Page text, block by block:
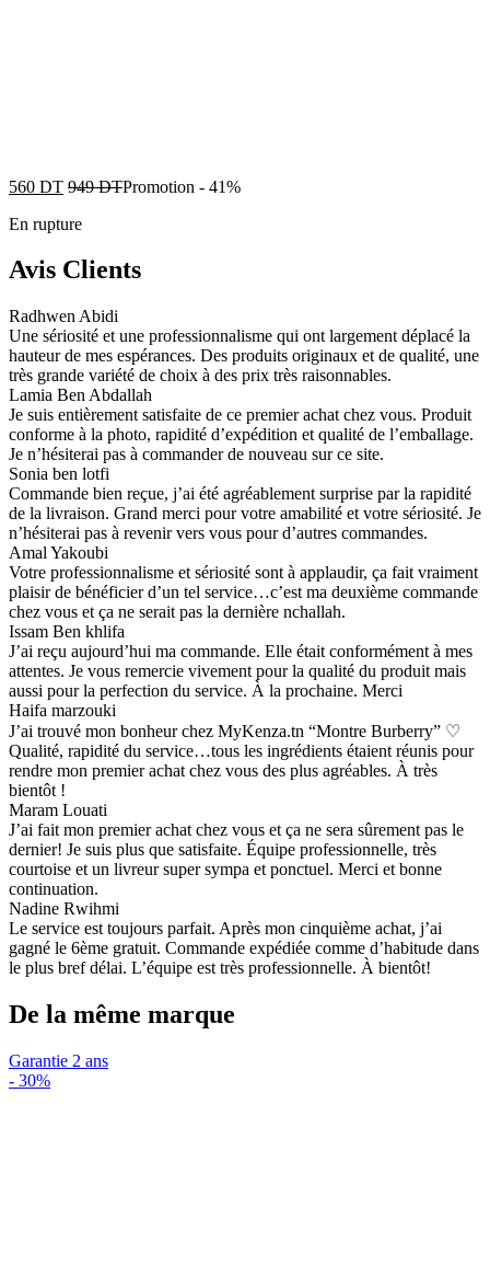
560 DT 949DTPromotion - 41%
En rupture
Avis Clients
Radhwen Abidi
Une sériosité et une professionnalisme qui ont largement déplacé la
hauteur de mes espérances. Des produits originaux et de qualité, une
très grande variété de choix à des prix très raisonnables.
Lamia Ben Abdallah
Je suis entièrement satisfaite de ce premier achat chez vous. Produit
conforme à la photo, rapidité d’expédition et qualité de l’emballage.
Je n’hésiterai pas à commander de nouveau sur ce site.
Sonia ben lotfi
Commande bien reçue, j’ai été agréablement surprise par la rapidité
de la livraison. Grand merci pour votre amabilité et votre sériosité. Je
n’hésiterai pas à revenir vers vous pour d’autres commandes.
Amal Yakoubi
Votre professionnalisme et sériosité sont à applaudir, ça fait vraiment
plaisir de bénéficier d’un tel service…c’est ma deuxième commande
chez vous et ça ne serait pas la dernière nchallah.
Issam Ben khlifa
J’ai reçu aujourd’hui ma commande. Elle était conformément à mes
attentes. Je vous remercie vivement pour la qualité du produit mais
aussi pour la perfection du service. À la prochaine. Merci
Haifa marzouki
J’ai trouvé mon bonheur chez MyKenza.tn “Montre Burberry” ♡
Qualité, rapidité du service…tous les ingrédients étaient réunis pour
rendre mon premier achat chez vous des plus agréables. À très
bientôt !
Maram Louati
J’ai fait mon premier achat chez vous et ça ne sera sûrement pas le
dernier! Je suis plus que satisfaite. Équipe professionnelle, très
courtoise et un livreur super sympa et ponctuel. Merci et bonne
continuation.
Nadine Rwihmi
Le service est toujours parfait. Après mon cinquième achat, j’ai
gagné le 6ème gratuit. Commande expédiée comme d’habitude dans
le plus bref délai. L’équipe est très professionnelle. À bientôt!
De la même marque
Garantie 2 ans
- 30%